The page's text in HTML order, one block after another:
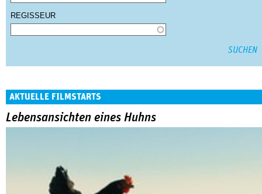
REGISSEUR
AKTUELLE FILMSTARTS
Lebensansichten eines Huhns